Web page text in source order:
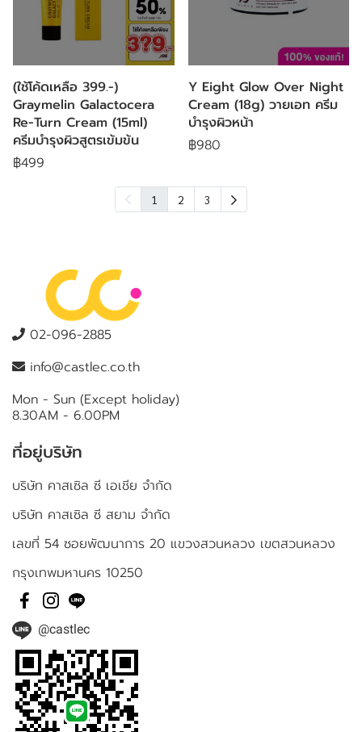
(ใช้โค้ดเหลือ 399.-)
Graymelin Galactocera
Re-Turn Cream (15ml)
ครีมบำรุงผิวสูตรเข้มข้น
฿499
Y Eight Glow Over Night
Cream (18g) วายเอท ครีม
บำรุงผิวหน้า
฿980
1 2 3
02-096-2885
info@castlec.co.th
Mon - Sun (Except holiday)
8.30AM - 6.00PM
ที่อยู่บริษัท
บริษัท คาสเซิล ซี เอเชีย จำกัด
บริษัท คาสเซิล ซี สยาม จำกัด
เลขที่ 54 ซอยพัฒนาการ 20 แขวงสวนหลวง เขตสวนหลวง
กรุงเทพมหานคร 10250
@castlec